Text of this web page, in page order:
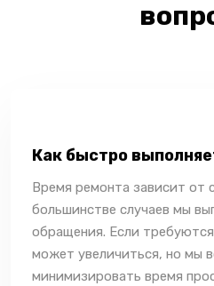
Как быстро
Время ремонта зависит от
большинстве случаев мы
обращения. Если
может увеличиться, но мы
минимизировать время